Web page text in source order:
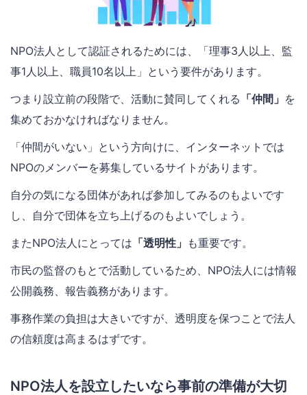
NPO法人として認証されるためには、「理事3人以上、監
事1人以上、職員10名以上」という要件があります。
つまり設立前の段階で、活動に賛同してくれる 「仲間」 を
集めておかなければなりません。
「仲間がいない」という方向けに、インターネットでは
NPOのメンバーを募集しているサイトがあります。
自分の気になる団体があれば参加してみるのもよいです
し、自分で団体を立ち上げるのもよいでしょう。
またNPO法人にとっては 「透明性」 も重要です。
市民の監督のもとで活動しているため、NPO法人には情報
公開義務、報告義務があります。
事務作業の負担は大きいですが、透明度を保つことで法人
の信頼度は高まるはずです。
NPO法人を設立したいなら事前の準備が大切